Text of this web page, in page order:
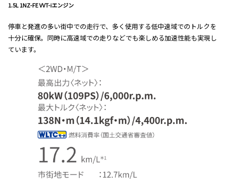
1.5L 1NZ-FE VVT-iエンジン
停車と発進の多い街中での走行で、多く使用する低中速域でのトルクを
十分に確保。同時に高速域での走りなどでも楽しめる加速性能も実現し
ています。